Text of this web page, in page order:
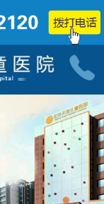
小儿神经
按病种
智力低下
智力发育